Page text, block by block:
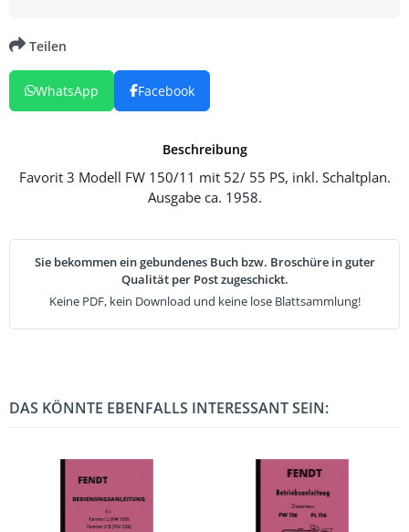
Beschreibung
Favorit 3 Modell FW 150/11 mit 52/ 55 PS, inkl. Schaltplan.
Ausgabe ca. 1958.
Sie bekommen ein gebundenes Buch bzw. Broschüre in guter
Qualität per Post zugeschickt.
Keine PDF, kein Download und keine lose Blattsammlung!
Teilen
WhatsApp Facebook
DAS KÖNNTE EBENFALLS INTERESSANT SEIN: